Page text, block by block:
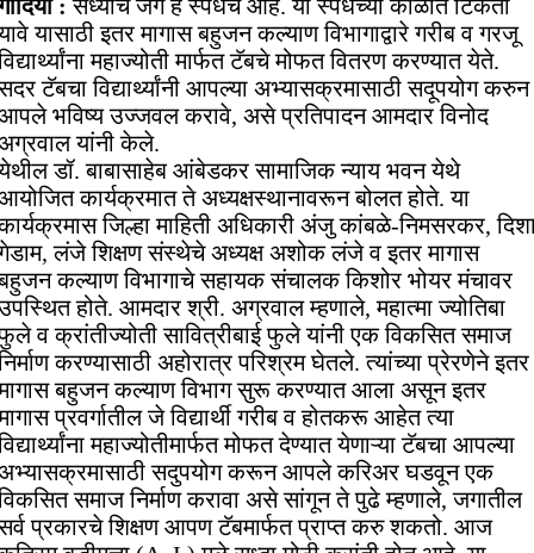
: सध्याचे जग हे स्पर्धेचे आहे. या स्पर्धेच्या काळात टिकता
यासाठी इतर मागास बहुजन कल्याण विभागाद्वारे गरीब व गरजू
महाज्योती मार्फत टॅबचे मोफत वितरण करण्यात येते.
टॅबचा विद्यार्थ्यांनी आपल्या अभ्यासक्रमासाठी सदूपयोग करुन
भविष्य उज्जवल करावे, असे प्रतिपादन आमदार विनोद
यांनी केले.
डॉ. बाबासाहेब आंबेडकर सामाजिक न्याय भवन येथे
कार्यक्रमात ते अध्यक्षस्थानावरून बोलत होते. या
जिल्हा माहिती अधिकारी अंजु कांबळे-निमसरकर,
लंजे शिक्षण संस्थेचे अध्यक्ष अशोक लंजे व इतर मागास
कल्याण विभागाचे सहायक संचालक किशोर भोयर मंचावर
होते. आमदार श्री. अग्रवाल म्हणाले, महात्मा ज्योतिबा
व क्रांतीज्योती सावित्रीबाई फुले यांनी एक विकसित समाज
करण्यासाठी अहोरात्र परिश्रम घेतले. त्यांच्या प्रेरणेने इतर
बहुजन कल्याण विभाग सुरू करण्यात आला असून इतर
प्रवर्गातील जे विद्यार्थी गरीब व होतकरू आहेत त्या
महाज्योतीमार्फत मोफत देण्यात येणाऱ्या टॅबचा आपल्या
सदुपयोग करून आपले करिअर घडवून एक
समाज निर्माण करावा असे सांगून ते पुढे म्हणाले, जगातील
प्रकारचे शिक्षण आपण टॅबमार्फत प्राप्त करु शकतो. आज